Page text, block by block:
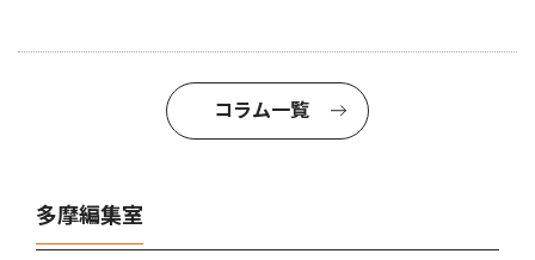
コラム一覧
多摩編集室